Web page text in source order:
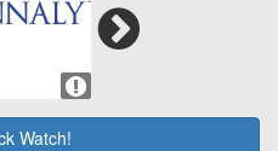
Watch!